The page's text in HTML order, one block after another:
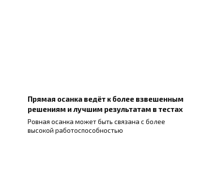
Прямая осанка ведёт к более взвешенным
решениям и лучшим результатам в тестах
Ровная осанка может быть связана с более
высокой работоспособностью